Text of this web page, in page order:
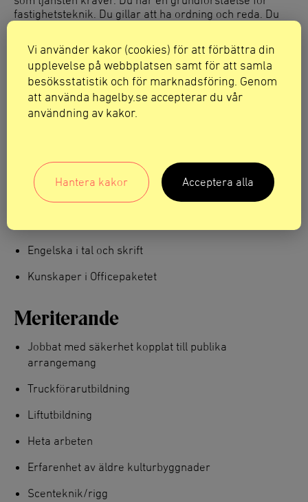
fastighetsteknik. Du gillar att ha ordning och reda. Du
Service ser du som en självklarhet både mot dina
kollegor och mot externa kunder.
Du har ett intresse av att effektivisera och utveckla men
tullar aldrig på säkerheten.
Krav
Körkort B
Engelska i tal och skrift
Kunskaper i Officepaketet
Meriterande
Jobbat med säkerhet kopplat till publika
arrangemang
Truckförarutbildning
Liftutbildning
Heta arbeten
Erfarenhet av äldre kulturbyggnader
Scenteknik/rigg
Vi använder kakor (cookies) för att förbättra din
upplevelse på webbplatsen samt för att samla
besöksstatistik och för marknadsföring. Genom
att använda hagelby.se accepterar du vår
användning av kakor.
Hantera kakor Acceptera alla